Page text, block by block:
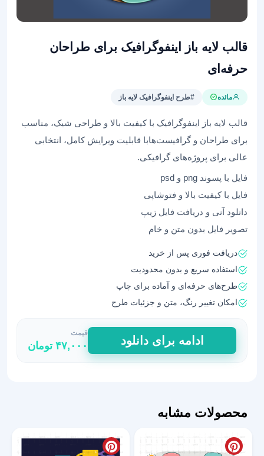
قالب‌ لایه باز اینفوگرافیک برای طراحان
حرفه‌ای
مائده #طرح اینفوگرافیک لایه باز
قالب‌ لایه باز اینفوگرافیک با کیفیت بالا و طراحی شیک، مناسب
برای طراحان و گرافیست‌هابا قابلیت ویرایش کامل، انتخابی
عالی برای پروژه‌های گرافیکی.
فایل با پسوند png و psd
فایل با کیفیت بالا و فتوشاپی
دانلود آنی و دریافت فایل زیپ
تصویر فایل بدون متن و خام
دریافت فوری پس از خرید
استفاده سریع و بدون محدودیت
طرح‌های حرفه‌ای و آماده برای چاپ
امکان تغییر رنگ، متن و جزئیات طرح
قالب‌
لایه
باز
طراحان
حرفه‌ای
ادامه برای دانلود
قیمت
۴۷,۰۰۰ تومان
محصولات مشابه